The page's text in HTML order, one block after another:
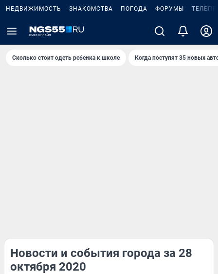
НЕДВИЖИМОСТЬ ЗНАКОМСТВА ПОГОДА ФОРУМЫ
Сколько стоит одеть ребенка к школе Когда поступят 35 новых
Новости и события города за 28
октября 2020